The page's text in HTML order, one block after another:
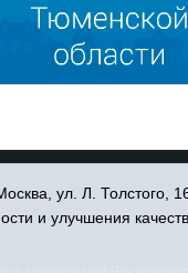
ул. Л. Толстого,
и улучшения